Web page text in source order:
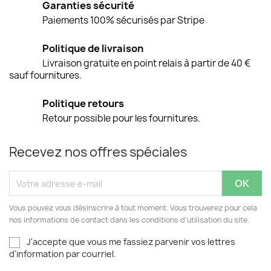
Garanties sécurité
Paiements 100% sécurisés par Stripe
Politique de livraison
Livraison gratuite en point relais à partir de 40 €
sauf fournitures.
Politique retours
Retour possible pour les fournitures.
Recevez nos offres spéciales
Vous pouvez vous désinscrire à tout moment. Vous trouverez pour cela
nos informations de contact dans les conditions d'utilisation du site.
J'accepte que vous me fassiez parvenir vos lettres
d'information par courriel.